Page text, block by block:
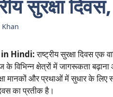
सुरक्षा
Khan
Hindi:राष्ट्रीय सुरक्षा दिवस एक
विभिन्न क्षेत्रों में जागरूकता
मानकों और प्रथाओं में सुधार के लिए
का प्रतीक है।